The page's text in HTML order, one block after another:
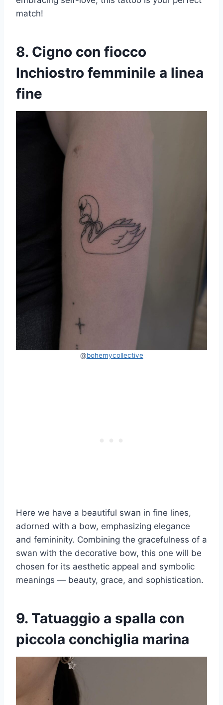
match!
8. Cigno con fiocco
Inchiostro femminile a linea
fine
@bohemycollective
Here we have a beautiful swan in fine lines,
adorned with a bow, emphasizing elegance
and femininity. Combining the gracefulness of a
swan with the decorative bow, this one will be
chosen for its aesthetic appeal and symbolic
meanings — beauty, grace, and sophistication.
9. Tatuaggio a spalla con
piccola conchiglia marina